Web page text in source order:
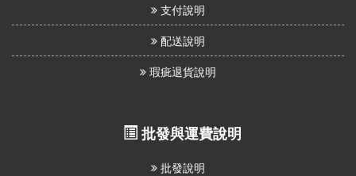
支付說明
配送說明
瑕疵退貨說明
批發與運費說明
批發說明